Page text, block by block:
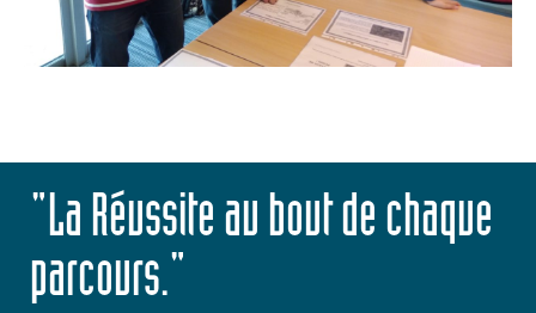
"La Réussite au bout de chaque
parcours."